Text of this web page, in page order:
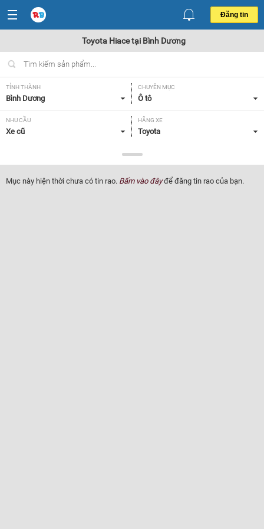
Đăng tin
Toyota Hiace tại Bình Dương
TỈNH THÀNH
Bình Dương
CHUYÊN MỤC
Ô tô
NHU CẦU
Xe cũ
HÃNG XE
Toyota
Hiace
NĂM SẢN XUẤT
Tất cả
GIÁ XE XUẤT XỨ
Mục này hiện thời chưa có tin rao. Bấm vào đâyđể đăng tin rao của bạn.